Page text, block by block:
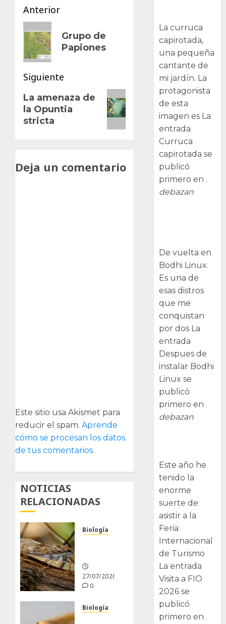
Navegación
de
entradas
Anterior
Entrada
anterior:
Grupo de
Papiones
Siguiente
Siguiente
entrada:
La amenaza de
la Opuntia
stricta
Deja un comentario
Este sitio usa Akismet para
reducir el spam. Aprende
cómo se procesan los datos
de tus comentarios.
NOTICIAS
RELACIONADAS
Biología
27/07/2026
0
Biología
La curruca
capirotada,
una pequeña
cantante de
mi jardín. La
protagonista
de esta
imagen es La
entrada
Curruca
capirotada se
publicó
primero en .
debazan
De vuelta en
Bodhi Linux.
Es una de
esas distros
que me
conquistan
por dos La
entrada
Despues de
instalar Bodhi
Linux se
publicó
primero en .
debazan
Este año he
tenido la
enorme
suerte de
asistir a la
Feria
Internacional
de Turismo
La entrada
Visita a FIO
2026 se
publicó
primero en .